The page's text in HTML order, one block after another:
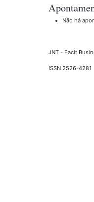
Não há
JNT - Facit
ISSN 2526-4281